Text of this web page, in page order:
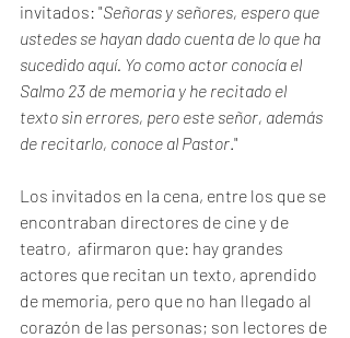
invitados: "Señoras y señores, espero que
ustedes se hayan dado cuenta de lo que ha
sucedido aquí. Yo como actor conocía el
Salmo 23 de memoria y he recitado el
texto sin errores, pero este señor, además
de recitarlo, conoce al Pastor."
Los invitados en la cena, entre los que se
encontraban directores de cine y de
teatro,  afirmaron que: hay grandes
actores que recitan un texto, aprendido
de memoria, pero que no han llegado al
corazón de las personas; son lectores de